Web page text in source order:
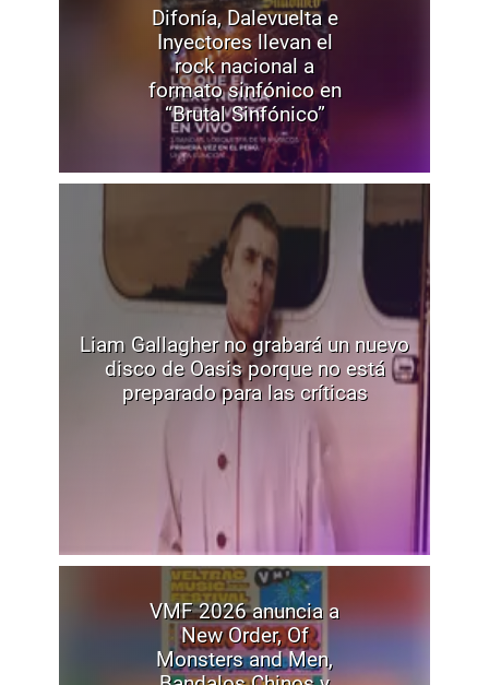
Difonía, Dalevuelta e
Inyectores llevan el
rock nacional a
formato sinfónico en
“Brutal Sinfónico”
Liam Gallagher no grabará un nuevo
disco de Oasis porque no está
preparado para las críticas
VMF 2026 anuncia a
New Order, Of
Monsters and Men,